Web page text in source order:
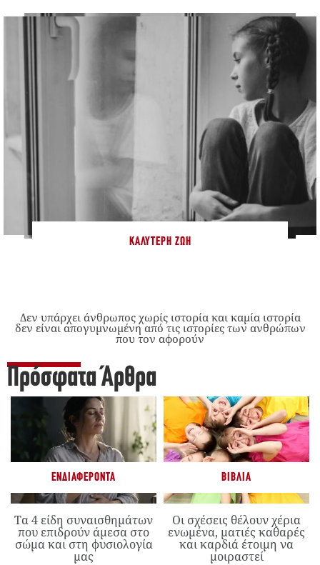
ΚΑΛΎΤΕΡΗ ΖΩΉ
Δεν υπάρχει άνθρωπος χωρίς ιστορία και καμία ιστορία
δεν είναι απογυμνωμένη από τις ιστορίες των ανθρώπων
που τον αφορούν
Πρόσφατα Άρθρα
ΕΝΔΙΑΦΈΡΟΝΤΑ
Τα 4 είδη συναισθημάτων
που επιδρούν άμεσα στο
σώμα και στη φυσιολογία
μας
ΒΙΒΛΊΑ
Οι σχέσεις θέλουν χέρια
ενωμένα, ματιές καθαρές
και καρδιά έτοιμη να
μοιραστεί